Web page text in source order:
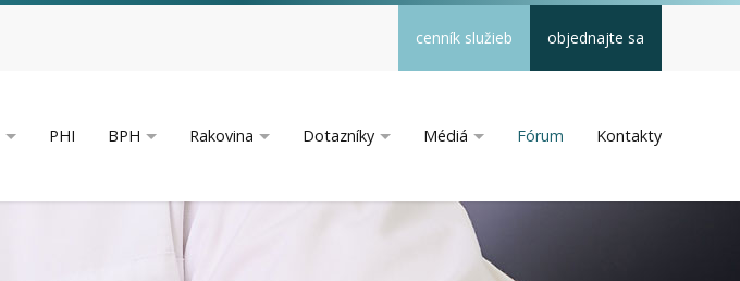
cenník služieb objednajte sa
PHI BPH Rakovina Dotazníky Médiá Fórum Kontakty